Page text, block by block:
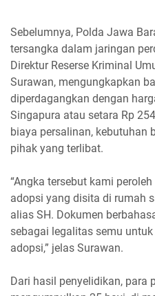
Sebelumnya, Polda Jawa
tersangka dalam jaringan
Direktur Reserse Kriminal
Surawan, mengungkapkan
diperdagangkan dengan
Singapura atau setara Rp
biaya persalinan, kebutuhan
pihak yang terlibat.
“Angka tersebut kami
adopsi yang disita di rumah
alias SH. Dokumen
sebagai legalitas semu
adopsi,” jelas Surawan.
Dari hasil penyelidikan, para